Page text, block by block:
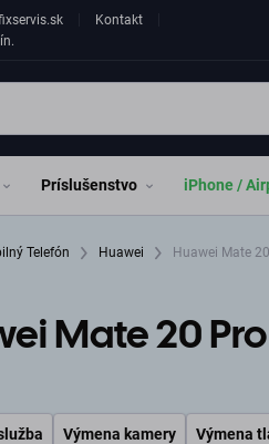
Kontakt
Príslušenstvo iPhone /
Telefón Huawei Huawei Mate
Mate 20 Pro
Výmena kamery Výmena